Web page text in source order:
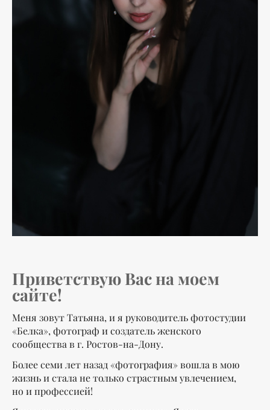
Приветствую Вас на моем
сайте!
Меня зовут Татьяна, и я руководитель фотостудии
«Белка», фотограф и создатель женского
сообщества в г. Ростов-на-Дону.
Более семи лет назад «фотография» вошла в мою
жизнь и стала не только страстным увлечением,
но и профессией!